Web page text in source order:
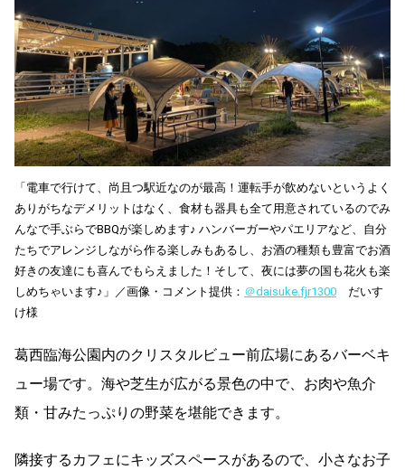
「電車で行けて、尚且つ駅近なのが最高！運転手が飲めないというよく
ありがちなデメリットはなく、食材も器具も全て用意されているのでみ
んなで手ぶらでBBQが楽しめます♪ ハンバーガーやパエリアなど、自分
たちでアレンジしながら作る楽しみもあるし、お酒の種類も豊富でお酒
好きの友達にも喜んでもらえました！そして、夜には夢の国も花火も楽
しめちゃいます♪」／画像・コメント提供： ＠daisuke.fjr1300 だいす
け様
葛西臨海公園内のクリスタルビュー前広場にあるバーベキ
ュー場です。海や芝生が広がる景色の中で、お肉や魚介
類・甘みたっぷりの野菜を堪能できます。
隣接するカフェにキッズスペースがあるので、小さなお子